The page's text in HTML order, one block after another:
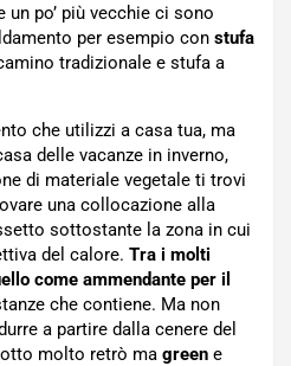
po’ più vecchie ci sono
per esempio con stufa
tradizionale e stufa a
che utilizzi a casa tua, ma
delle vacanze in inverno,
di materiale vegetale ti trovi
una collocazione alla
sottostante la zona in cui
del calore. Tra i molti
come ammendante per il
che contiene. Ma non
a partire dalla cenere del
molto retrò ma green e